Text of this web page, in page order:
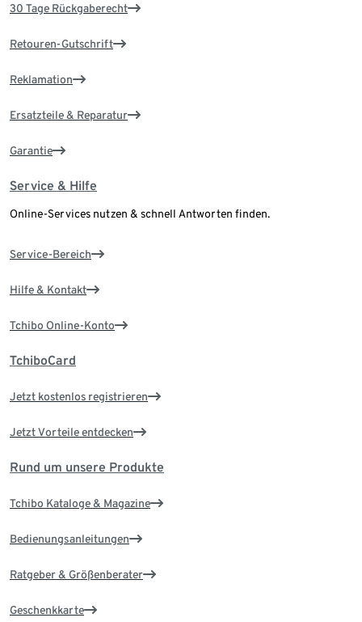
30 Tage Rückgaberecht
Retouren-Gutschrift
Reklamation
Ersatzteile & Reparatur
Garantie
Service & Hilfe
Online-Services nutzen & schnell Antworten finden.
Service-Bereich
Hilfe & Kontakt
Tchibo Online-Konto
TchiboCard
Jetzt kostenlos registrieren
Jetzt Vorteile entdecken
Rund um unsere Produkte
Tchibo Kataloge & Magazine
Bedienungsanleitungen
Ratgeber & Größenberater
Geschenkkarte